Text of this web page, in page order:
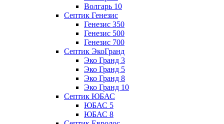
Волгарь 10
Септик Генезис
Генезис 350
Генезис 500
Генезис 700
Септик ЭкоГранд
Эко Гранд 3
Эко Гранд 5
Эко Гранд 8
Эко Гранд 10
Септик ЮБАС
ЮБАС 5
ЮБАС 8